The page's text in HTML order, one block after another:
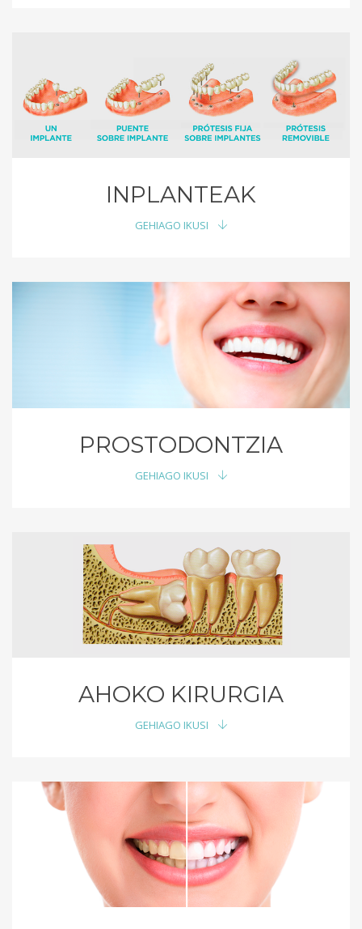
INPLANTEAK
GEHIAGO IKUSI
PROSTODONTZIA
GEHIAGO IKUSI
AHOKO KIRURGIA
GEHIAGO IKUSI